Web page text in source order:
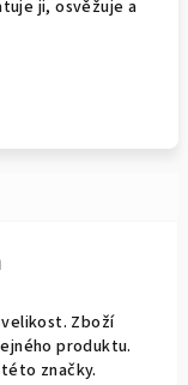
ji, osvěžuje a
Zboží
produktu.
značky.